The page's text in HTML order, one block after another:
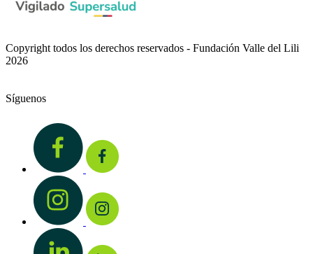
Copyright todos los derechos reservados - Fundación Valle del Lili
2026
Síguenos